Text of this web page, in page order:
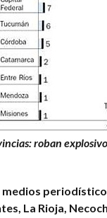
roban
La Rioja,